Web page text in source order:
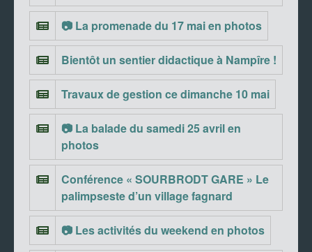
📷 La promenade du 17 mai en photos
Bientôt un sentier didactique à Nampîre !
Travaux de gestion ce dimanche 10 mai
📷 La balade du samedi 25 avril en
photos
Conférence « SOURBRODT GARE » Le
palimpseste d’un village fagnard
📷 Les activités du weekend en photos